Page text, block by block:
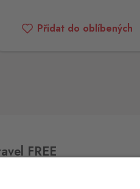
Rozvadov,
Přidat do oblíbených
FREE